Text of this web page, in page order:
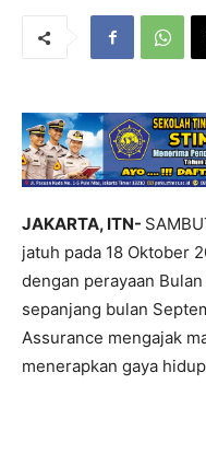
JAKARTA, ITN-
jatuh pada 18 Oktober
dengan perayaan
sepanjang bulan
Assurance mengajak
menerapkan gaya